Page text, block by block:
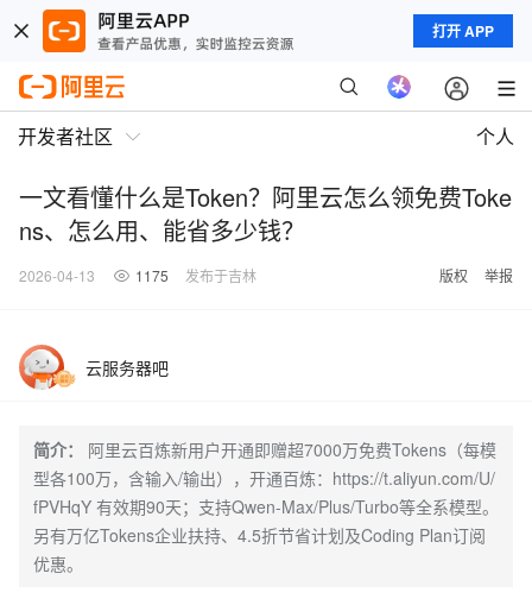
打开 APP
开发者社区 个人
一文看懂什么是Token？阿里云怎么领免费Toke
ns、怎么用、能省多少钱？
2026-04-13 1175 发布于吉林 版权 举报
云服务器吧
简介：
阿里云百炼新用户开通即赠超7000万免费Tokens（每模
型各100万，含输入/输出），开通百炼：https://t.aliyun.com/U/
fPVHqY 有效期90天；支持Qwen-Max/Plus/Turbo等全系模型。
另有万亿Tokens企业扶持、4.5折节省计划及Coding Plan订阅
优惠。